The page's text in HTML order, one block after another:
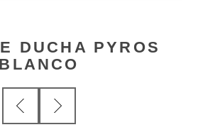
DUCHA PYROS
BLANCO